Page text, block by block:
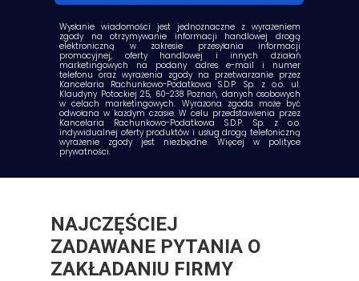
Wysłanie wiadomości jest jednoznaczne z wyrażeniem
zgody na otrzymywanie informacji handlowej drogą
elektroniczną w zakresie przesyłania informacji
promocyjnej, oferty handlowej i innych działań
marketingowych na podany adres e-mail i numer
telefonu oraz wyrażenia zgody na przetwarzanie przez
Kancelaria Rachunkowo-Podatkowa S.D.P. Sp. z o.o. ul.
Klaudyny Potockiej 25, 60-238 Poznań, danych osobowych
w celach marketingowych. Wyrażona zgoda może być
odwołana w każdym czasie. W celu przedstawienia przez
Kancelaria Rachunkowo-Podatkowa S.D.P. Sp. z o.o.
indywidualnej oferty produktów i usług drogą telefoniczną
wyrażenie zgody jest niezbędne. Więcej w polityce
prywatności.
NAJCZĘŚCIEJ
ZADAWANE PYTANIA O
ZAKŁADANIU FIRMY